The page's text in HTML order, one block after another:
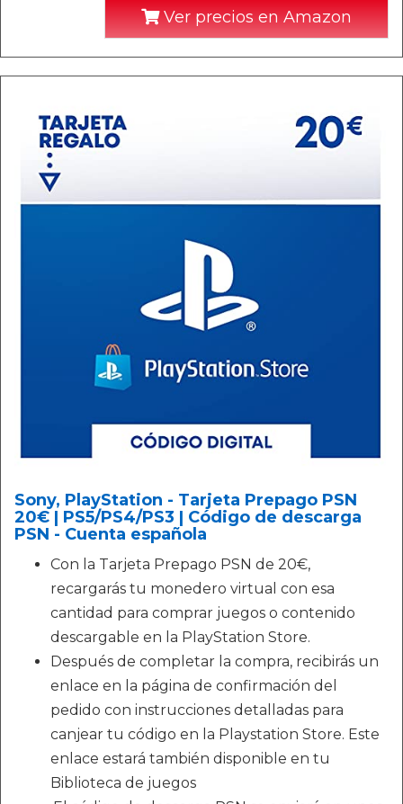
Ver precios en Amazon
Sony, PlayStation - Tarjeta Prepago PSN
20€ | PS5/PS4/PS3 | Código de descarga
PSN - Cuenta española
Con la Tarjeta Prepago PSN de 20€,
recargarás tu monedero virtual con esa
cantidad para comprar juegos o contenido
descargable en la PlayStation Store.
Después de completar la compra, recibirás un
enlace en la página de confirmación del
pedido con instrucciones detalladas para
canjear tu código en la Playstation Store. Este
enlace estará también disponible en tu
Biblioteca de juegos